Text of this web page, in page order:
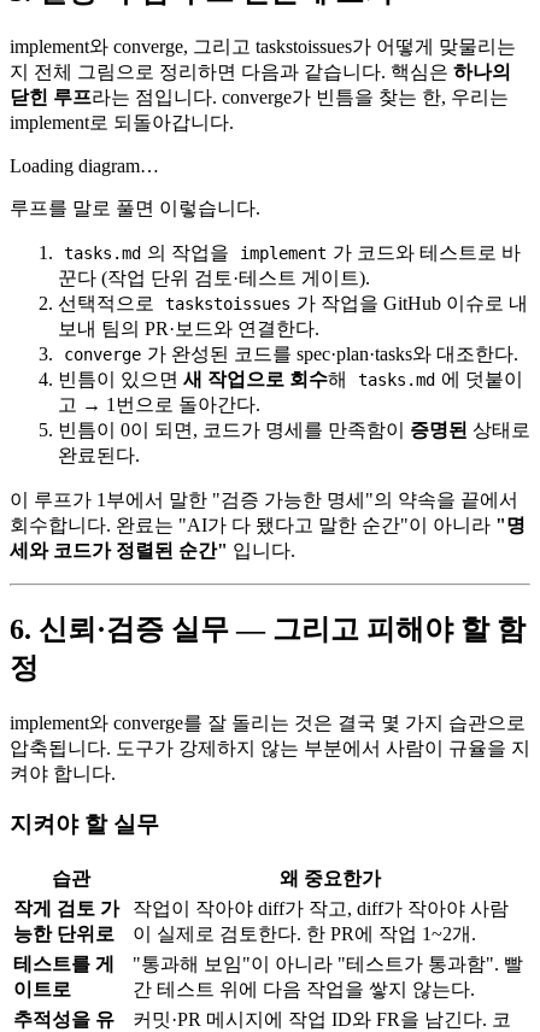
implement와 converge, 그리고 taskstoissues가 어떻게 맞물리는
지 전체 그림으로 정리하면 다음과 같습니다. 핵심은 하나의
닫힌 루프라는 점입니다. converge가 빈틈을 찾는 한, 우리는
implement로 되돌아갑니다.
Loading diagram…
루프를 말로 풀면 이렇습니다.
tasks.md 의 작업을 implement 가 코드와 테스트로 바
꾼다 (작업 단위 검토·테스트 게이트).
선택적으로
taskstoissues 가 작업을 GitHub 이슈로 내
보내 팀의 PR·보드와 연결한다.
converge 가 완성된 코드를 spec·plan·tasks와 대조한다.
빈틈이 있으면 새 작업으로 회수해 tasks.md 에 덧붙이
고 → 1번으로 돌아간다.
빈틈이 0이 되면, 코드가 명세를 만족함이 증명된 상태로
완료된다.
이 루프가 1부에서 말한 "검증 가능한 명세"의 약속을 끝에서
회수합니다. 완료는 "AI가 다 됐다고 말한 순간"이 아니라 "명
세와 코드가 정렬된 순간" 입니다.
6. 신뢰·검증 실무 — 그리고 피해야 할 함
정
implement와 converge를 잘 돌리는 것은 결국 몇 가지 습관으로
압축됩니다. 도구가 강제하지 않는 부분에서 사람이 규율을 지
켜야 합니다.
지켜야 할 실무
습관
왜 중요한가
작게 검토 가
능한 단위로
작업이 작아야 diff가 작고, diff가 작아야 사람
이 실제로 검토한다. 한 PR에 작업 1~2개.
테스트를 게
이트로
"통과해 보임"이 아니라 "테스트가 통과함". 빨
간 테스트 위에 다음 작업을 쌓지 않는다.
추적성을 유
커밋·PR 메시지에 작업 ID와 FR을 남긴다. 코